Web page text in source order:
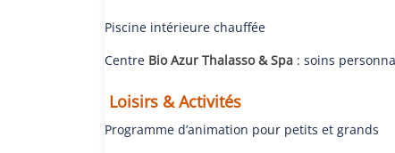
Piscine intérieure chauffée
Centre Bio Azur Thalasso & Spa : soins
Loisirs & Activités
Programme d’animation pour petits et grands